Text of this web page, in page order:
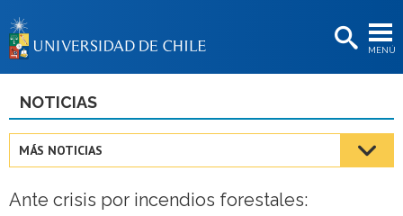
MENÚ
BIBLIOTECAS
Estudiantes
Académicas/os
NOTICIAS
MÁS NOTICIAS
Ante crisis por incendios forestales: